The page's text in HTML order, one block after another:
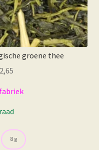
groene thee
tot
€ 132,65
8 g